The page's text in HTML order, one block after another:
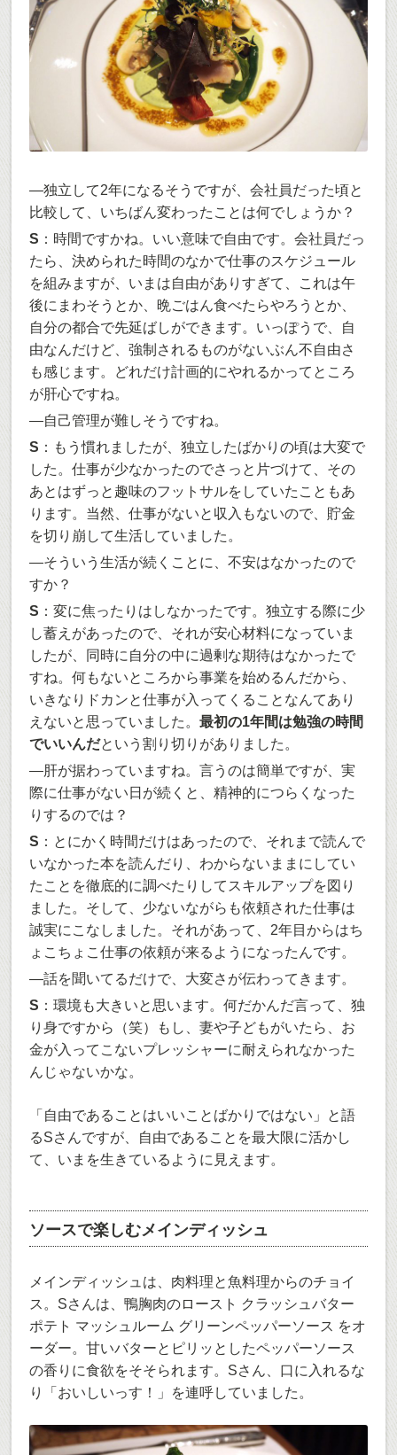
―独立して2年になるそうですが、会社員だった頃と
比較して、いちばん変わったことは何でしょうか？
S ：時間ですかね。いい意味で自由です。会社員だっ
たら、決められた時間のなかで仕事のスケジュール
を組みますが、いまは自由がありすぎて、これは午
後にまわそうとか、晩ごはん食べたらやろうとか、
自分の都合で先延ばしができます。いっぽうで、自
由なんだけど、強制されるものがないぶん不自由さ
も感じます。どれだけ計画的にやれるかってところ
が肝心ですね。
―自己管理が難しそうですね。
S ：もう慣れましたが、独立したばかりの頃は大変で
した。仕事が少なかったのでさっと片づけて、その
あとはずっと趣味のフットサルをしていたこともあ
ります。当然、仕事がないと収入もないので、貯金
を切り崩して生活していました。
―そういう生活が続くことに、不安はなかったので
すか？
S ：変に焦ったりはしなかったです。独立する際に少
し蓄えがあったので、それが安心材料になっていま
したが、同時に自分の中に過剰な期待はなかったで
すね。何もないところから事業を始めるんだから、
いきなりドカンと仕事が入ってくることなんてあり
えないと思っていました。最初の1年間は勉強の時間
でいいんだという割り切りがありました。
―肝が据わっていますね。言うのは簡単ですが、実
際に仕事がない日が続くと、精神的につらくなった
りするのでは？
S ：とにかく時間だけはあったので、それまで読んで
いなかった本を読んだり、わからないままにしてい
たことを徹底的に調べたりしてスキルアップを図り
ました。そして、少ないながらも依頼された仕事は
誠実にこなしました。それがあって、2年目からはち
ょこちょこ仕事の依頼が来るようになったんです。
―話を聞いてるだけで、大変さが伝わってきます。
S ：環境も大きいと思います。何だかんだ言って、独
り身ですから（笑）もし、妻や子どもがいたら、お
金が入ってこないプレッシャーに耐えられなかった
んじゃないかな。
「自由であることはいいことばかりではない」と語
るSさんですが、自由であることを最大限に活かし
て、いまを生きているように見えます。
ソースで楽しむメインディッシュ
メインディッシュは、肉料理と魚料理からのチョイ
ス。Sさんは、鴨胸肉のロースト クラッシュバター
ポテト マッシュルーム グリーンペッパーソース をオ
ーダー。甘いバターとピリッとしたペッパーソース
の香りに食欲をそそられます。Sさん、口に入れるな
り「おいしいっす！」を連呼していました。